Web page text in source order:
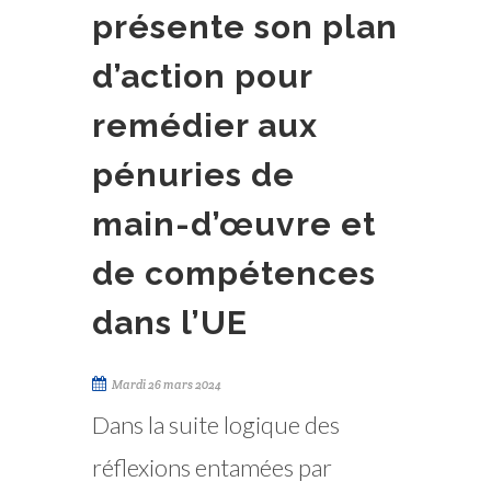
présente son plan
d’action pour
remédier aux
pénuries de
main-d’œuvre et
de compétences
dans l’UE
Mardi 26 mars 2024
Dans la suite logique des
réflexions entamées par